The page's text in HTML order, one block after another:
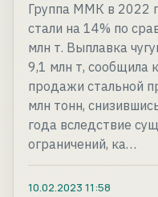
Группа ММК в 2022
стали на 14% по
млн т. Выплавка
9,1 млн т, сообщила
продажи стальной
млн тонн,
года вследствие
ограничений, ка…
10.02.2023 11:58